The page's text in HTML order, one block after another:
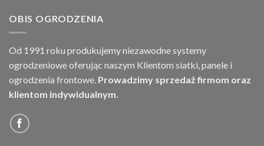
OBIS OGRODZENIA
Od 1991 roku produkujemy niezawodne systemy
ogrodzeniowe oferując naszym Klientom siatki, panele i
ogrodzenia frontowe. Prowadzimy sprzedaż firmom oraz
klientom indywidualnym.